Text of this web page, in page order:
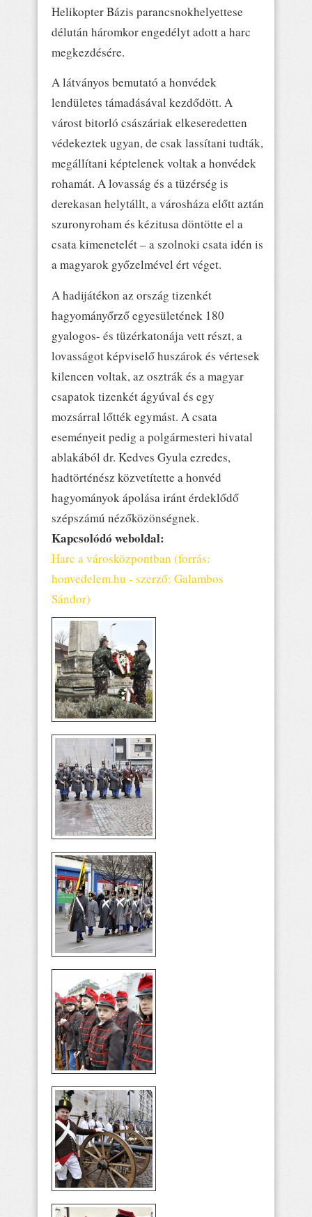
Helikopter Bázis parancsnokhelyettese
délután háromkor engedélyt adott a harc
megkezdésére.
A látványos bemutató a honvédek
lendületes támadásával kezdődött. A
várost bitorló császáriak elkeseredetten
védekeztek ugyan, de csak lassítani tudták,
megállítani képtelenek voltak a honvédek
rohamát. A lovasság és a tüzérség is
derekasan helytállt, a városháza előtt aztán
szuronyroham és kézitusa döntötte el a
csata kimenetelét – a szolnoki csata idén is
a magyarok győzelmével ért véget.
A hadijátékon az ország tizenkét
hagyományőrző egyesületének 180
gyalogos- és tüzérkatonája vett részt, a
lovasságot képviselő huszárok és vértesek
kilencen voltak, az osztrák és a magyar
csapatok tizenkét ágyúval és egy
mozsárral lőtték egymást. A csata
eseményeit pedig a polgármesteri hivatal
ablakából dr. Kedves Gyula ezredes,
hadtörténész közvetítette a honvéd
hagyományok ápolása iránt érdeklődő
szépszámú nézőközönségnek.
Kapcsolódó weboldal:
Harc a városközpontban (forrás:
honvedelem.hu - szerző: Galambos
Sándor)